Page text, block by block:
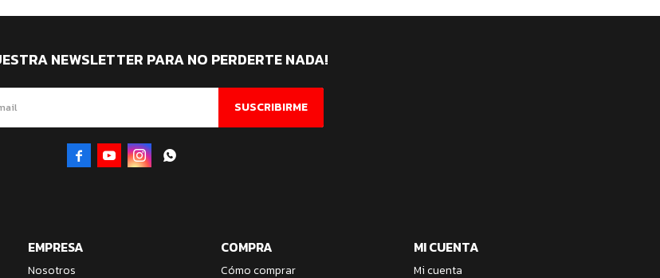
EMPRESA
Nosotros
COMPRA
Cómo comprar
MI CUENTA
Mi cuenta
NEWSLETTER PARA NO PERDERTE NADA!
SUSCRIBIRME
   